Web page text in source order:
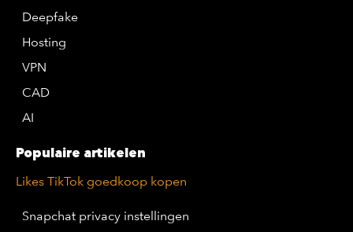
Deepfake
Hosting
VPN
CAD
AI
Populaire artikelen
Likes TikTok goedkoop kopen
Snapchat privacy instellingen